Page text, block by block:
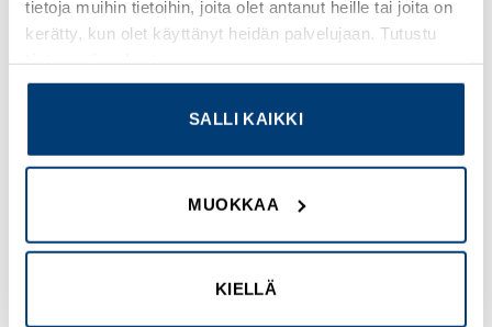
tietoja muihin tietoihin, joita olet antanut heille tai joita on
kerätty, kun olet käyttänyt heidän palvelujaan. Tutustu
SALLI KAIKKI
MUOKKAA
KIELLÄ
TUTUSTU MYÖS
wishlist
wishlist